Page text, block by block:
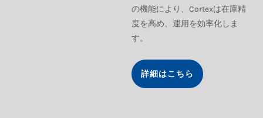
の機能により、Cortexは在庫精
度を高め、運用を効率化しま
す。
詳細はこちら